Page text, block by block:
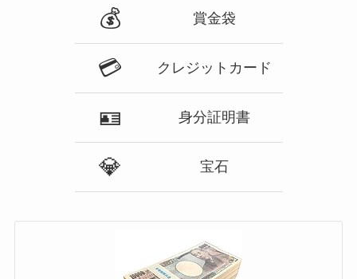
💰 賞金袋
💳 クレジットカード
🪪 身分証明書
💎 宝石